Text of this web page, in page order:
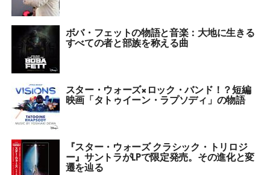
ボバ・フェットの物語と音楽：大地に生きる
すべての者と部族を称える曲
スター・ウォーズ×ロック・バンド！？短編
映画「タトゥイーン・ラプソディ」の物語
『スター・ウォーズ クラシック・トリロジ
ー』サントラがLPで限定発売。その進化と変
遷を辿る